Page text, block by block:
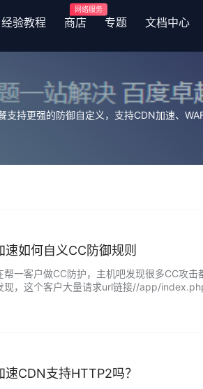
经验教程 商店
网络服务
专题 文档中心
持更强的防御自定义，支持CDN加速、
速如何自义CC防御规则
帮一客户做CC防护，主机吧发现很多CC攻
现，这个客户大量请求url链接//app/
速CDN支持HTTP2吗？